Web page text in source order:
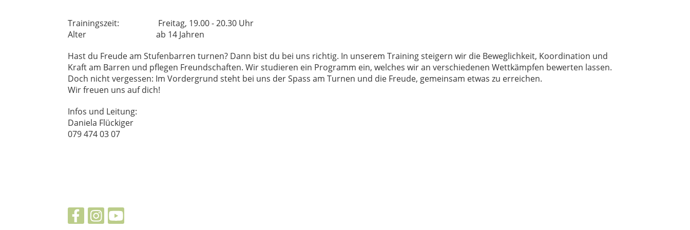
Trainingszeit: Freitag, 19.00 - 20.30 Uhr
Alter ab 14 Jahren
Hast du Freude am Stufenbarren turnen? Dann bist du bei uns richtig. In unserem Training steigern wir die Beweglichkeit, Koordination und
Kraft am Barren und pflegen Freundschaften. Wir studieren ein Programm ein, welches wir an verschiedenen Wettkämpfen bewerten lassen.
Doch nicht vergessen: Im Vordergrund steht bei uns der Spass am Turnen und die Freude, gemeinsam etwas zu erreichen.
Wir freuen uns auf dich!
Infos und Leitung:
Daniela Flückiger
079 474 03 07